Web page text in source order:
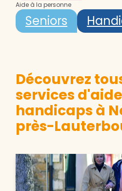
Aide à la personne
Seniors
Découvrez
services
handicaps à
près-